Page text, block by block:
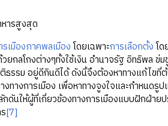
ารสูงสุด
รเมืองภาคพลเมืองโดยเฉพาะการเลือกตั้งโด
ยกลโกงต่างๆทั้งใช้เงิน อำนาจรัฐ อิทธิพล ข่
ธรรม อยู่ดีกินดีได้ ดังนี้จึงต้องหาทางแก้ไขที่ต้
ทางการเมือง เพื่อหาทางจูงใจและกำหนดรูป
ดันให้ผู้ที่เกี่ยวข้องทางการเมืองแบบฝักฝ่าย
[7]